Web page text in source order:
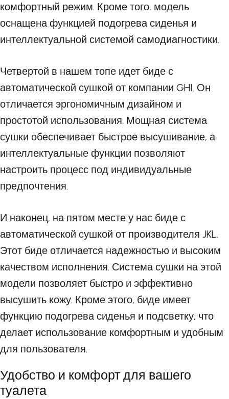
комфортный режим. Кроме того, модель
оснащена функцией подогрева сиденья и
интеллектуальной системой самодиагностики.
Четвертой в нашем топе идет биде с
автоматической сушкой от компании GHI. Он
отличается эргономичным дизайном и
простотой использования. Мощная система
сушки обеспечивает быстрое высушивание, а
интеллектуальные функции позволяют
настроить процесс под индивидуальные
предпочтения.
И наконец, на пятом месте у нас биде с
автоматической сушкой от производителя JKL.
Этот биде отличается надежностью и высоким
качеством исполнения. Система сушки на этой
модели позволяет быстро и эффективно
высушить кожу. Кроме этого, биде имеет
функцию подогрева сиденья и подсветку, что
делает использование комфортным и удобным
для пользователя.
Удобство и комфорт для вашего
туалета